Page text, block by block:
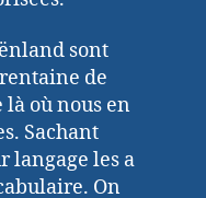
sont
de
où nous en
Sachant
langage les a
On